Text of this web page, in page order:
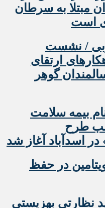
مبتلا به سرطان
است
/ نشست
ارتقای
گوهر
بیمه سلامت
طرح
اسدآباد آغاز شد
در حفظ
نظارتی بهزیستی